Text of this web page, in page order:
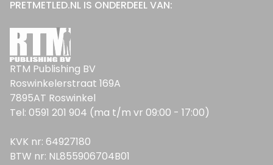
PRETMETLED.NL IS ONDERDEEL VAN:
RTM Publishing BV
Roswinkelerstraat 169A
7895AT Roswinkel
Tel: 0591 201 904 (ma t/m vr 09:00 - 17:00)
KVK nr: 64927180
BTW nr: NL855906704B01